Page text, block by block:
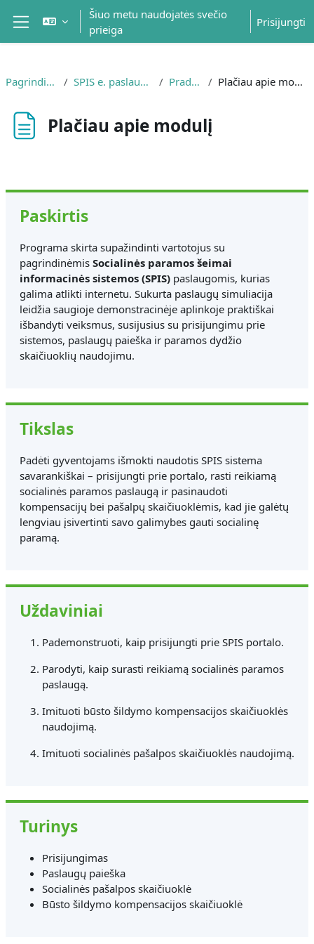
Pereiti į pagrindinį turinį
Šoninis skydelis
Šiuo metu naudojatės svečio
prieiga
Prisijungti
Pagrindinis SPIS e. paslaugos Pradžia Plačiau apie modulį
Plačiau apie modulį
Paskirtis
Programa skirta supažindinti vartotojus su
pagrindinėmis Socialinės paramos šeimai
informacinės sistemos (SPIS) paslaugomis, kurias
galima atlikti internetu. Sukurta paslaugų simuliacija
leidžia saugioje demonstracinėje aplinkoje praktiškai
išbandyti veiksmus, susijusius su prisijungimu prie
sistemos, paslaugų paieška ir paramos dydžio
skaičiuoklių naudojimu.
Tikslas
Padėti gyventojams išmokti naudotis SPIS sistema
savarankiškai – prisijungti prie portalo, rasti reikiamą
socialinės paramos paslaugą ir pasinaudoti
kompensacijų bei pašalpų skaičiuoklėmis, kad jie galėtų
lengviau įsivertinti savo galimybes gauti socialinę
paramą.
Uždaviniai
Pademonstruoti, kaip prisijungti prie SPIS portalo.
Parodyti, kaip surasti reikiamą socialinės paramos
paslaugą.
Imituoti būsto šildymo kompensacijos skaičiuoklės
naudojimą.
Imituoti socialinės pašalpos skaičiuoklės naudojimą.
Turinys
Prisijungimas
Paslaugų paieška
Socialinės pašalpos skaičiuoklė
Būsto šildymo kompensacijos skaičiuoklė